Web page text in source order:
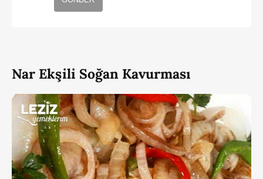
Nar Ekşili Soğan Kavurması